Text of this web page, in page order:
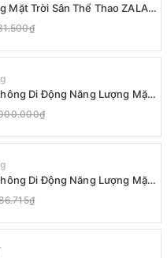
Mặt Trời Sân Thể Thao ZALAA
Cao Cấp
Di Động Năng Lượng Mặt
D
Di Động Năng Lượng Mặt